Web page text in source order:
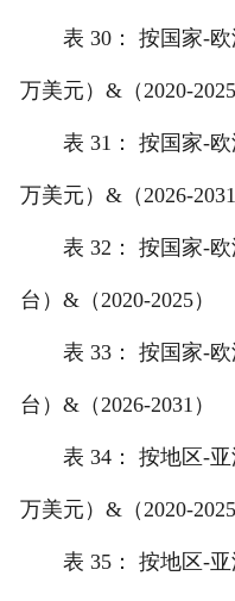
表 30： 按国家-欧
万美元）&（2020-2025
表 31： 按国家-欧
万美元）&（2026-2031
表 32： 按国家-欧
台）&（2020-2025）
表 33： 按国家-欧
台）&（2026-2031）
表 34： 按地区-亚
万美元）&（2020-2025
表 35： 按地区-亚